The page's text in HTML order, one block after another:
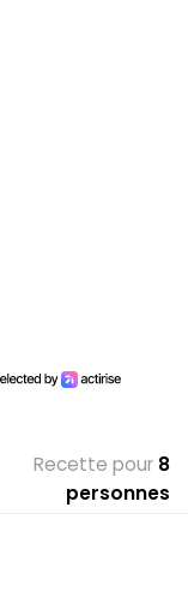
Recette pour 8
personnes